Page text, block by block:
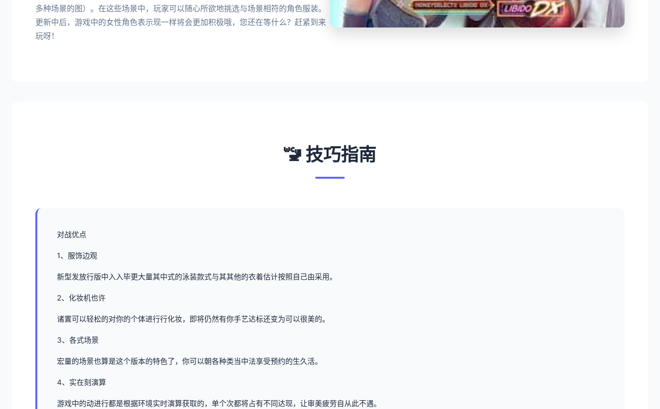
多种场景的图）。在这些场景中，玩家可以随心所欲地挑选与场景相符的角色服装。
更新中后，游戏中的女性角色表示现一样将会更加积极哦，您还在等什么？赶紧到来
玩呀！
🚾 技巧指南
对战优点
1、服饰边观
新型发放行版中入入毕更大量其中式的泳装款式与其其他的衣着估计按照自己由采用。
2、化妆机也许
诸置可以轻松的对你的个体进行行化妆，即将仍然有你手艺达标还变为可以很美的。
3、各式场景
宏量的场景也算是这个版本的特色了，你可以朝各种类当中法享受预约的生久活。
4、实在刻演算
游戏中的动进行都是根据环境实时演算获取的，单个次都将占有不同达现，让审美疲劳自从此不遇。